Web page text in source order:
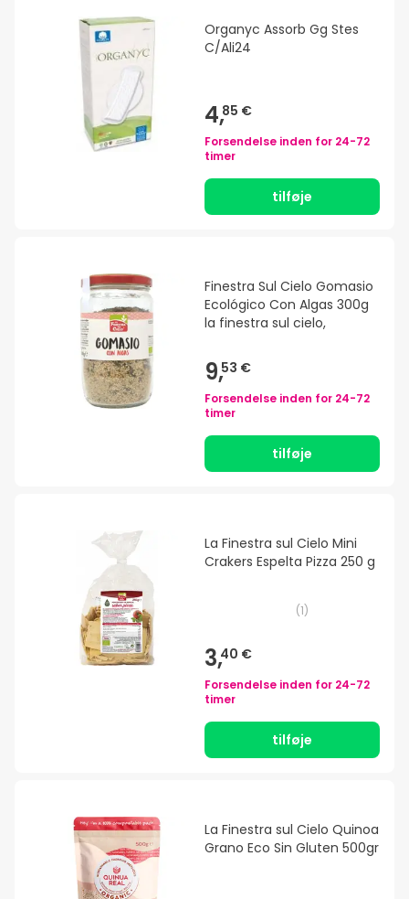
Organyc Assorb Gg Stes
C/Ali24
4,85 €
Forsendelse inden for 24-72
timer
tilføje
Finestra Sul Cielo Gomasio
Ecológico Con Algas 300g
la finestra sul cielo,
9,53 €
Forsendelse inden for 24-72
timer
tilføje
La Finestra sul Cielo Mini
Crakers Espelta Pizza 250 g
(1)
3,40 €
Forsendelse inden for 24-72
timer
tilføje
La Finestra sul Cielo Quinoa
Grano Eco Sin Gluten 500gr